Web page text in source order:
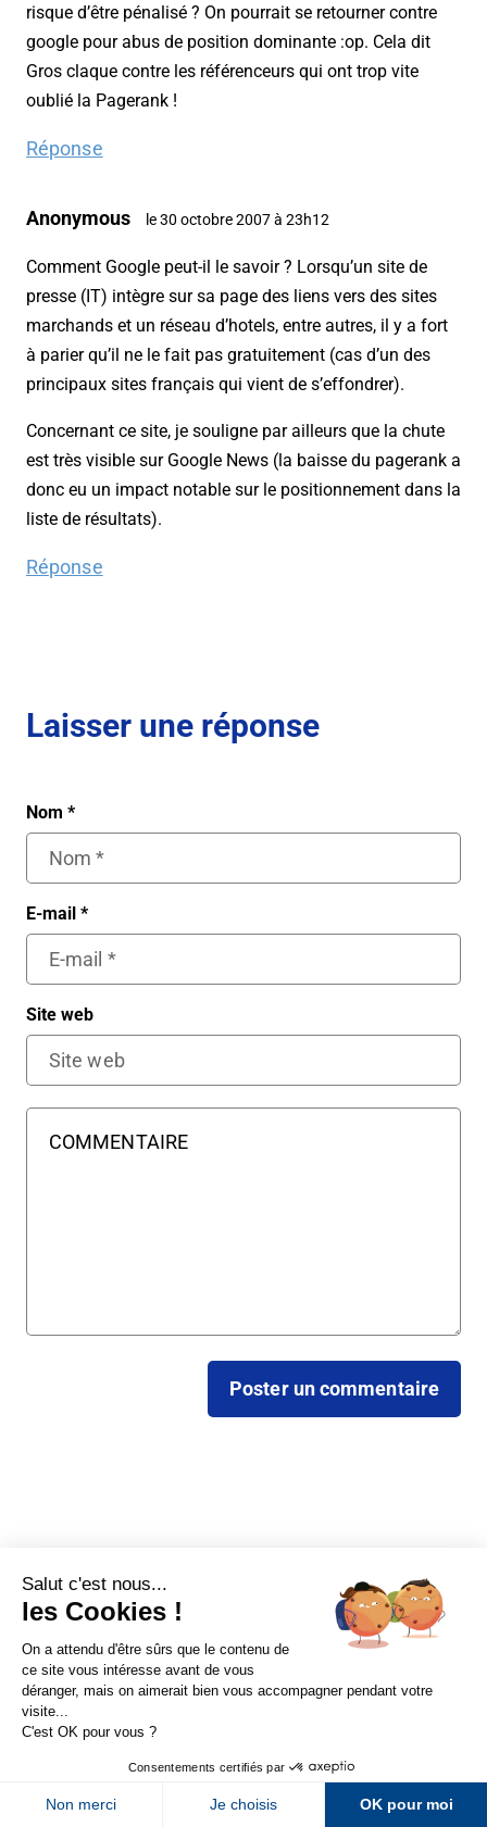
Sur LinkedIn Sur Youtube
Sur X Sur Facebook
Newsletter Abondance
risque d’être pénalisé ? On pourrait se retourner contre
google pour abus de position dominante :op. Cela dit
Gros claque contre les référenceurs qui ont trop vite
oublié la Pagerank !
Réponse
Anonymous le 30 octobre 2007 à 23h12
Comment Google peut-il le savoir ? Lorsqu’un site de
presse (IT) intègre sur sa page des liens vers des sites
marchands et un réseau d’hotels, entre autres, il y a fort
à parier qu’il ne le fait pas gratuitement (cas d’un des
principaux sites français qui vient de s’effondrer).
Concernant ce site, je souligne par ailleurs que la chute
est très visible sur Google News (la baisse du pagerank a
donc eu un impact notable sur le positionnement dans la
liste de résultats).
Réponse
Laisser une réponse
Nom *
E-mail *
Site web
Comprendre pour progresser
Abondance, le premier média d’actualité autour du SEO et